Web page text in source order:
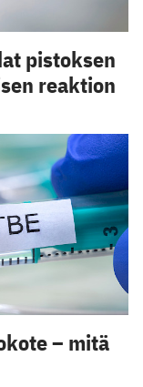
pistoksen
reaktion
– mitä